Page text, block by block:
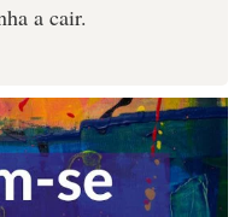
a cair.